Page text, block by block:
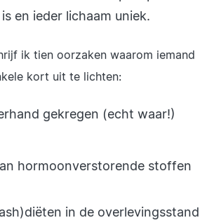
en ieder lichaam uniek.
ik tien oorzaken waarom iemand
kort uit te lichten:
gekregen (echt waar!)
hormoonverstorende stoffen
in de overlevingsstand